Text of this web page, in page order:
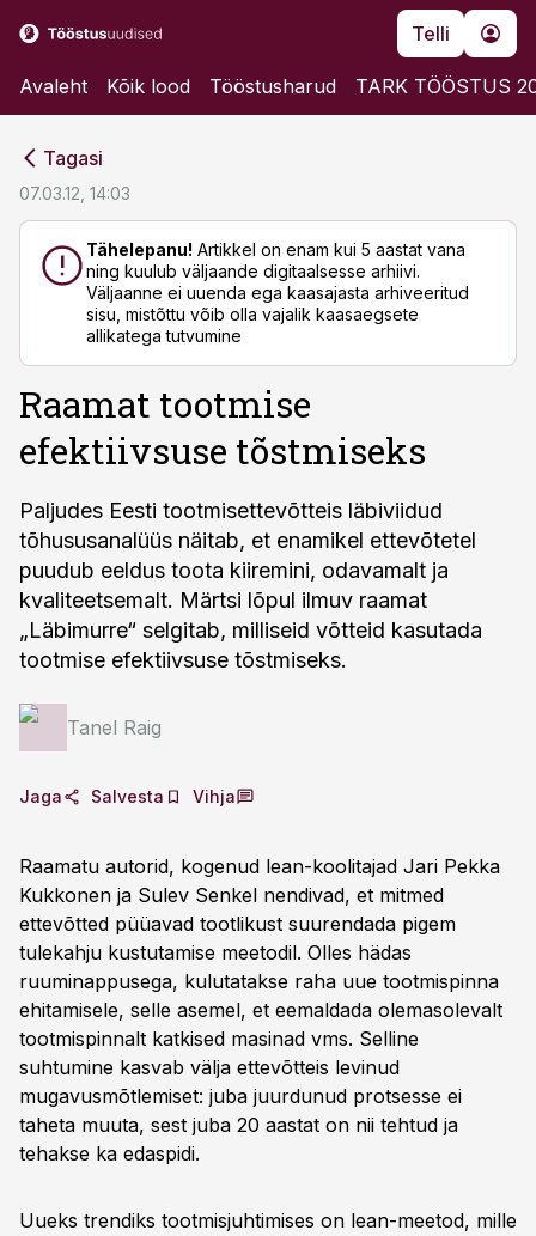
Telli
Avaleht Kõik lood Tööstusharud TARK TÖÖSTUS
Tagasi
07.03.12, 14:03
Tähelepanu! Artikkel on enam kui 5 aastat vana
ning kuulub väljaande digitaalsesse arhiivi.
Väljaanne ei uuenda ega kaasajasta arhiveeritud
sisu, mistõttu võib olla vajalik kaasaegsete
allikatega tutvumine
Raamat tootmise
efektiivsuse tõstmiseks
Paljudes Eesti tootmisettevõtteis läbiviidud
tõhususanalüüs näitab, et enamikel ettevõtetel
puudub eeldus toota kiiremini, odavamalt ja
kvaliteetsemalt. Märtsi lõpul ilmuv raamat
„Läbimurre“ selgitab, milliseid võtteid kasutada
tootmise efektiivsuse tõstmiseks.
Tanel Raig
Jaga Salvesta Vihja
Raamatu autorid, kogenud lean-koolitajad Jari Pekka
Kukkonen ja Sulev Senkel nendivad, et mitmed
ettevõtted püüavad tootlikust suurendada pigem
tulekahju kustutamise meetodil. Olles hädas
ruuminappusega, kulutatakse raha uue tootmispinna
ehitamisele, selle asemel, et eemaldada olemasolevalt
tootmispinnalt katkised masinad vms. Selline
suhtumine kasvab välja ettevõtteis levinud
mugavusmõtlemiset: juba juurdunud protsesse ei
taheta muuta, sest juba 20 aastat on nii tehtud ja
tehakse ka edaspidi.
Uueks trendiks tootmisjuhtimises on lean-meetod, mille